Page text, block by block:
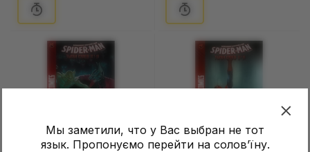
Мы заметили, что у Вас выбран не тот
язык. Пропонуємо перейти на соловʼїну.